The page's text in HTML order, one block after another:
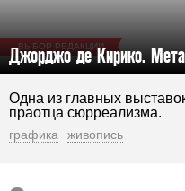
ВЫБОР РЕДАКЦИИ
Джорджо де Кирико.
Одна из главных
праотца сюрреализма.
графика живопись